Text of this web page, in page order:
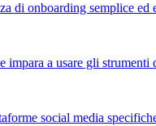
di onboarding semplice ed
a usare gli strumenti
social media